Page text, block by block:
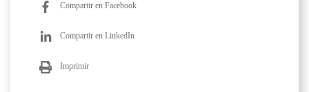
Compartir en Facebook
Compartir en LinkedIn
Imprimir